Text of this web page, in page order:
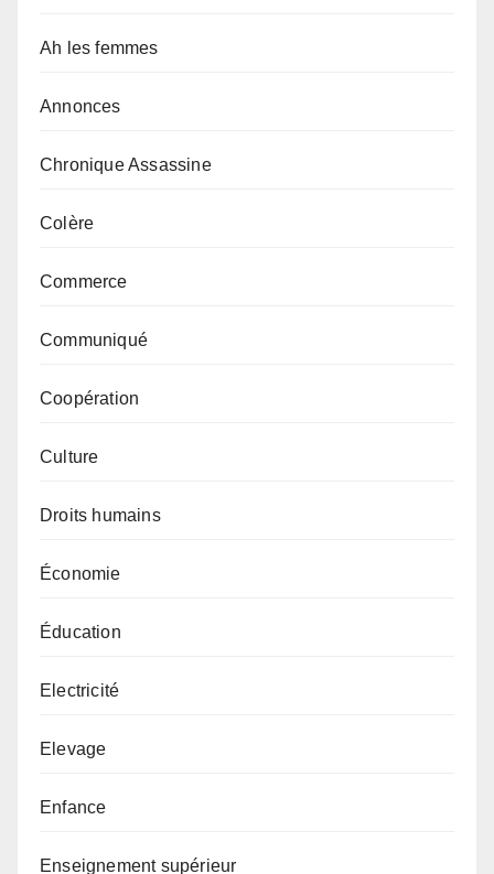
Ah les femmes
Annonces
Chronique Assassine
Colère
Commerce
Communiqué
Coopération
Culture
Droits humains
Économie
Éducation
Electricité
Elevage
Enfance
Enseignement supérieur